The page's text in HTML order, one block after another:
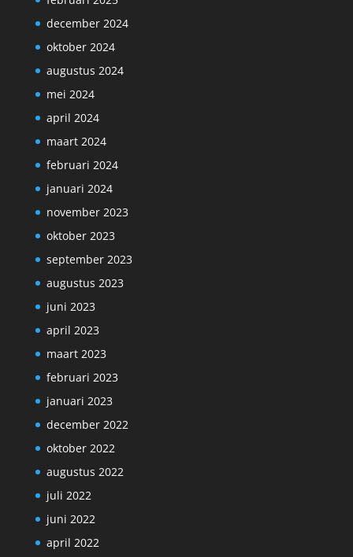
december 2024
oktober 2024
augustus 2024
mei 2024
april 2024
maart 2024
februari 2024
januari 2024
november 2023
oktober 2023
september 2023
augustus 2023
juni 2023
april 2023
maart 2023
februari 2023
januari 2023
december 2022
oktober 2022
augustus 2022
juli 2022
juni 2022
april 2022